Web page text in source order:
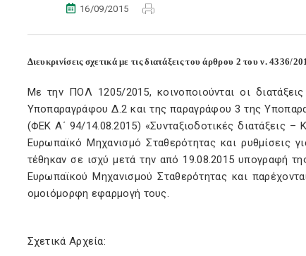
16/09/2015
Διευκρινίσεις σχετικά με τις διατάξεις του άρθρου 2 του ν. 4336/
Με την ΠΟΛ 1205/2015, κοινοποιούνται οι
Υποπαραγράφου Δ.2 και της παραγράφου 3 της
(ΦΕΚ Α΄ 94/14.08.2015) «Συνταξιοδοτικές διατάξεις
Ευρωπαϊκό Μηχανισμό Σταθερότητας και ρυθμίσεις
τέθηκαν σε ισχύ μετά την από 19.08.2015 υπογραφή
Ευρωπαϊκού Μηχανισμού Σταθερότητας και
ομοιόμορφη εφαρμογή τους.
Σχετικά Αρχεία: